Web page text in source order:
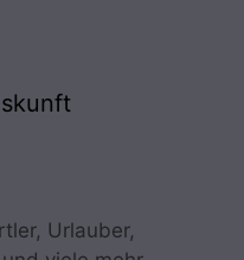
Urlauber,